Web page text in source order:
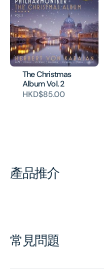
The Christmas
Album Vol. 2
HKD$85.00
產品推介
常見問題